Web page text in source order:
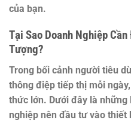
của bạn.
Tại Sao Doanh Nghiệp
Tượng?
Trong bối cảnh người tiêu
thông điệp tiếp thị mỗi
thức lớn. Dưới đây là những
nghiệp nên đầu tư vào thiết